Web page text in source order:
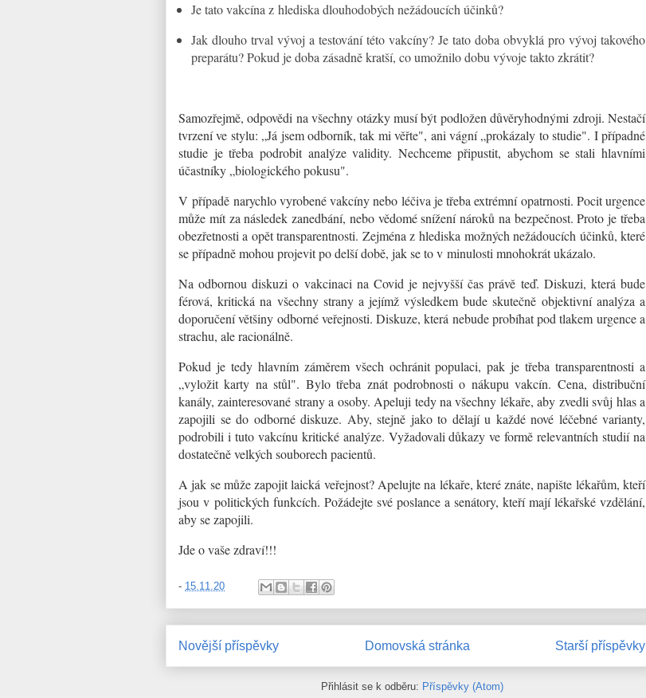
Je tato vakcína z hlediska dlouhodobých nežádoucích účinků?
Jak dlouho trval vývoj a testování této vakcíny? Je tato doba obvyklá pro vývoj takového
preparátu? Pokud je doba zásadně kratší, co umožnilo dobu vývoje takto zkrátit?
Samozřejmě, odpovědi na všechny otázky musí být podložen důvěryhodnými zdroji. Nestačí
tvrzení ve stylu: „Já jsem odborník, tak mi věřte", ani vágní „prokázaly to studie". I případné
studie je třeba podrobit analýze validity. Nechceme připustit, abychom se stali hlavními
účastníky „biologického pokusu".
V případě narychlo vyrobené vakcíny nebo léčiva je třeba extrémní opatrnosti. Pocit urgence
může mít za následek zanedbání, nebo vědomé snížení nároků na bezpečnost. Proto je třeba
obezřetnosti a opět transparentnosti. Zejména z hlediska možných nežádoucích účinků, které
se případně mohou projevit po delší době, jak se to v minulosti mnohokrát ukázalo.
Na odbornou diskuzi o vakcinaci na Covid je nejvyšší čas právě teď. Diskuzi, která bude
férová, kritická na všechny strany a jejímž výsledkem bude skutečně objektivní analýza a
doporučení většiny odborné veřejnosti. Diskuze, která nebude probíhat pod tlakem urgence a
strachu, ale racionálně.
Pokud je tedy hlavním záměrem všech ochránit populaci, pak je třeba transparentnosti a
„vyložit karty na stůl". Bylo třeba znát podrobnosti o nákupu vakcín. Cena, distribuční
kanály, zainteresované strany a osoby. Apeluji tedy na všechny lékaře, aby zvedli svůj hlas a
zapojili se do odborné diskuze. Aby, stejně jako to dělají u každé nové léčebné varianty,
podrobili i tuto vakcínu kritické analýze. Vyžadovali důkazy ve formě relevantních studií na
dostatečně velkých souborech pacientů.
A jak se může zapojit laická veřejnost? Apelujte na lékaře, které znáte, napište lékařům, kteří
jsou v politických funkcích. Požádejte své poslance a senátory, kteří mají lékařské vzdělání,
aby se zapojili.
Jde o vaše zdraví!!!
- 15.11.20
Novější příspěvky Starší příspěvky
Domovská stránka
Přihlásit se k odběru: Příspěvky (Atom)